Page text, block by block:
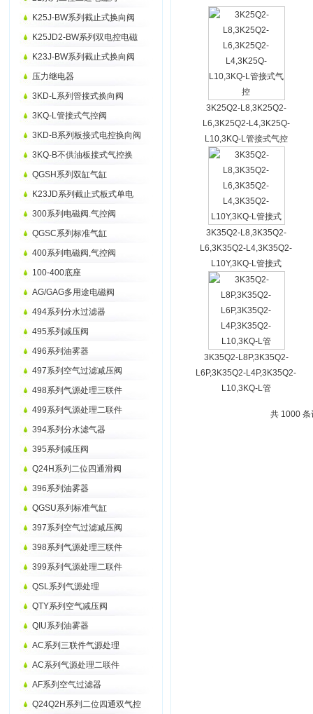
K25J-BW系列截止式换向阀
K25JD2-BW系列双电控电磁
K23J-BW系列截止式换向阀
压力继电器
3KD-L系列管接式换向阀
3KQ-L管接式气控阀
3KD-B系列板接式电控换向阀
3KQ-B不供油板接式气控换
QGSH系列双缸气缸
K23JD系列截止式板式单电
300系列电磁阀.气控阀
QGSC系列标准气缸
400系列电磁阀,气控阀
100-400底座
AG/GAG多用途电磁阀
494系列分水过滤器
495系列减压阀
496系列油雾器
497系列空气过滤减压阀
498系列气源处理三联件
499系列气源处理二联件
394系列分水滤气器
395系列减压阀
Q24H系列二位四通滑阀
396系列油雾器
QGSU系列标准气缸
397系列空气过滤减压阀
398系列气源处理三联件
399系列气源处理二联件
QSL系列气源处理
QTY系列空气减压阀
QIU系列油雾器
AC系列三联件气源处理
AC系列气源处理二联件
AF系列空气过滤器
Q24Q2H系列二位四通双气控
3K25Q2-L8,3K25Q2-
L6,3K25Q2-L4,3K25Q-
L10,3KQ-L管接式气控
3K35Q2-L8,3K35Q2-
L6,3K35Q2-L4,3K35Q2-
L10Y,3KQ-L管接式
3K35Q2-L8P,3K35Q2-
L6P,3K35Q2-L4P,3K35Q2-
L10,3KQ-L管
共 1000